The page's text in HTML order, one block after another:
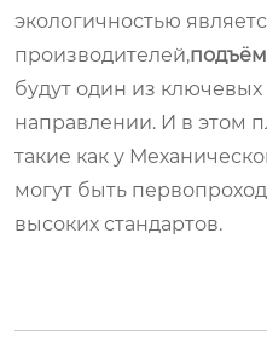
экологичностью
производителей,
будут один из ключевых
направлении. И в этом
такие как у
могут быть
высоких стандартов.